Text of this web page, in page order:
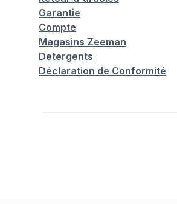
Garantie
Compte
Magasins Zeeman
Detergents
Déclaration de Conformité